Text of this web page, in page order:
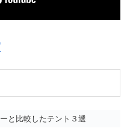
と比較したテント３選